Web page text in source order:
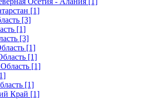
[1]
[3]
[1]
[3]
[1]
[1]
[1]
[1]
Край [1]